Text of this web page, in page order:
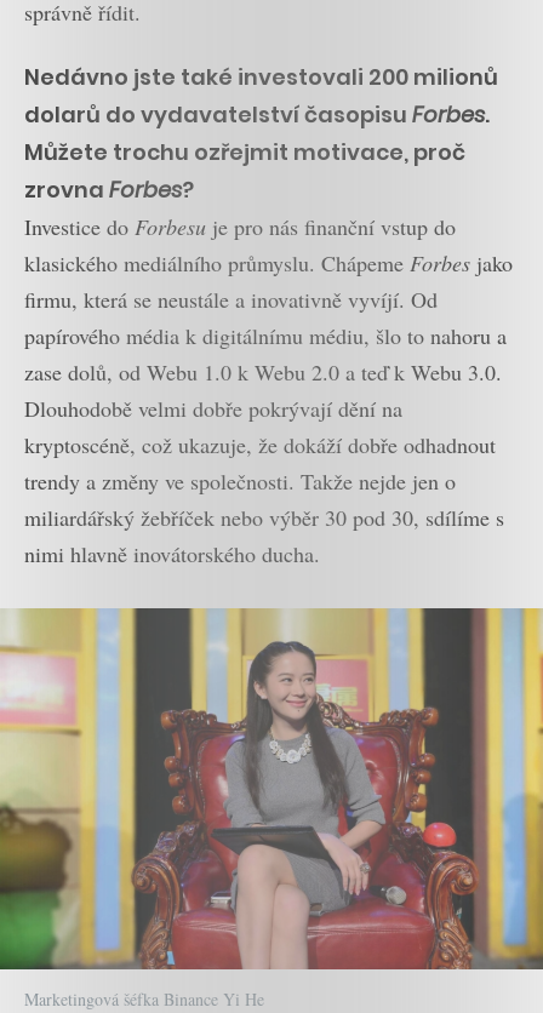
správně řídit.
Nedávno jste také investovali 200 milionů
dolarů do vydavatelství časopisu Forbes.
Můžete trochu ozřejmit motivace, proč
zrovna Forbes?
Investice do Forbesu je pro nás finanční vstup do
klasického mediálního průmyslu. Chápeme Forbes jako
firmu, která se neustále a inovativně vyvíjí. Od
papírového média k digitálnímu médiu, šlo to nahoru a
zase dolů, od Webu 1.0 k Webu 2.0 a teď k Webu 3.0.
Dlouhodobě velmi dobře pokrývají dění na
kryptoscéně, což ukazuje, že dokáží dobře odhadnout
trendy a změny ve společnosti. Takže nejde jen o
miliardářský žebříček nebo výběr 30 pod 30, sdílíme s
nimi hlavně inovátorského ducha.
Marketingová šéfka Binance Yi He